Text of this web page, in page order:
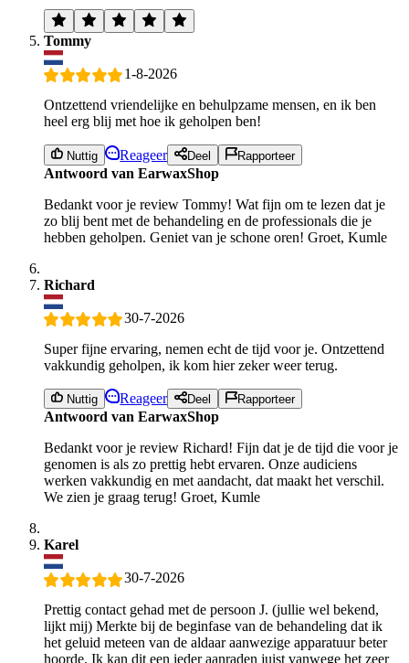
Tommy
1-8-2026
Ontzettend vriendelijke en behulpzame mensen, en ik ben
heel erg blij met hoe ik geholpen ben!
Nuttig Reageer Deel Rapporteer
Antwoord van EarwaxShop
Bedankt voor je review Tommy! Wat fijn om te lezen dat je
zo blij bent met de behandeling en de professionals die je
hebben geholpen. Geniet van je schone oren! Groet, Kumle
Richard
30-7-2026
Super fijne ervaring, nemen echt de tijd voor je. Ontzettend
vakkundig geholpen, ik kom hier zeker weer terug.
Nuttig Reageer Deel Rapporteer
Antwoord van EarwaxShop
Bedankt voor je review Richard! Fijn dat je de tijd die voor je
genomen is als zo prettig hebt ervaren. Onze audiciens
werken vakkundig en met aandacht, dat maakt het verschil.
We zien je graag terug! Groet, Kumle
Karel
30-7-2026
Prettig contact gehad met de persoon J. (jullie wel bekend,
lijkt mij) Merkte bij de beginfase van de behandeling dat ik
het geluid meteen van de aldaar aanwezige apparatuur beter
hoorde. Ik kan dit een ieder aanraden juist vanwege het zeer